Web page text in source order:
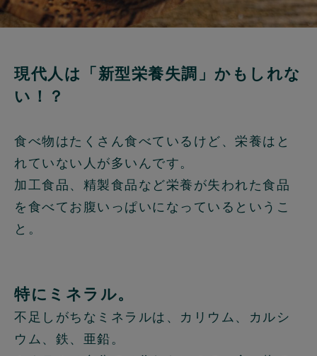
現代人は「新型栄養失調」かもしれな
い！？
食べ物はたくさん食べているけど、栄養はと
れていない人が多いんです。
加工食品、精製食品など栄養が失われた食品
を食べてお腹いっぱいになっているというこ
と。
特にミネラル。
不足しがちなミネラルは、カリウム、カルシ
ウム、鉄、亜鉛。